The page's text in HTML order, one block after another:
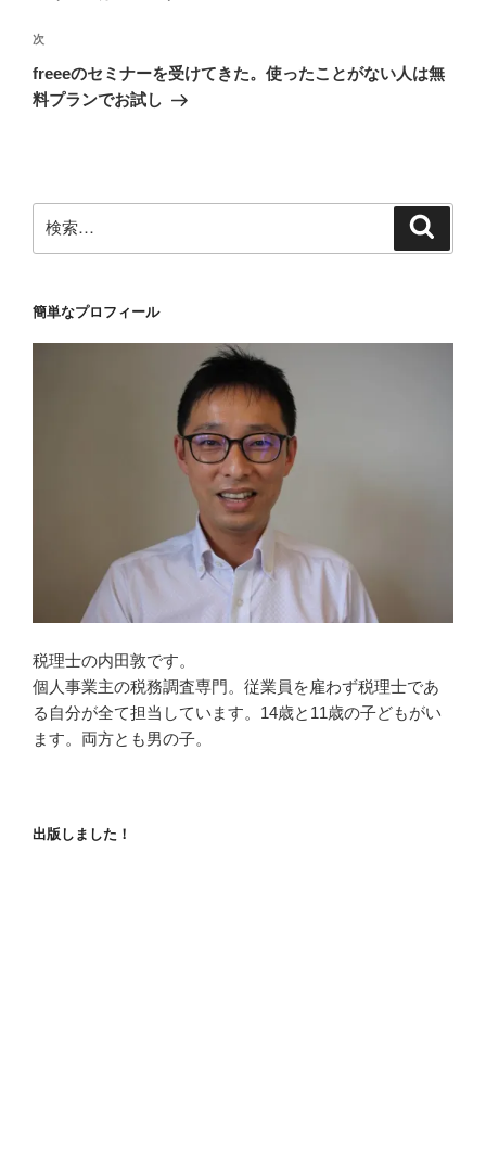
ー
シ
ョ
次
の
投
次
freeeのセミナーを受けてきた。使ったことがない人は無
料プランでお試し
索:
簡単なプロフィール
税理士の内田敦です。
個人事業主の税務調査専門。従業員を雇わず税理士であ
る自分が全て担当しています。14歳と11歳の子どもがい
ます。両方とも男の子。
出版しました！